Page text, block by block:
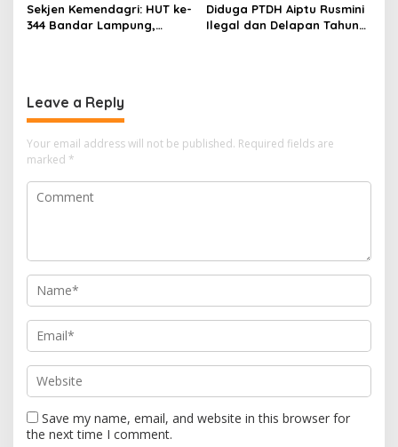
Sekjen Kemendagri: HUT ke-
344 Bandar Lampung,
Diduga PTDH Aiptu Rusmini
Ilegal dan Delapan Tahun
Leave a Reply
Your email address will not be published. Required fields are
marked *
Save my name, email, and website in this browser for
the next time I comment.